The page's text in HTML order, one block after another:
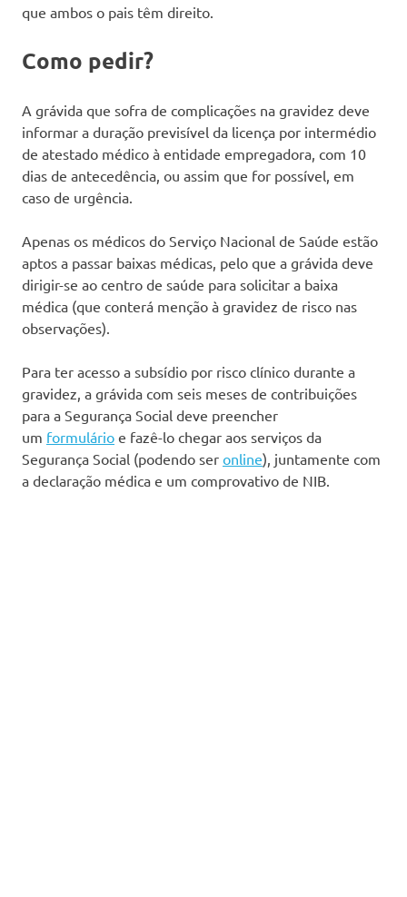
que ambos o pais têm direito.
Como pedir?
A grávida que sofra de complicações na gravidez deve
informar a duração previsível da licença por intermédio
de atestado médico à entidade empregadora, com 10
dias de antecedência, ou assim que for possível, em
caso de urgência.
Apenas os médicos do Serviço Nacional de Saúde estão
aptos a passar baixas médicas, pelo que a grávida deve
dirigir-se ao centro de saúde para solicitar a baixa
médica (que conterá menção à gravidez de risco nas
observações).
Para ter acesso a subsídio por risco clínico durante a
gravidez, a grávida com seis meses de contribuições
para a Segurança Social deve preencher
um formulário e fazê-lo chegar aos serviços da
Segurança Social (podendo ser online), juntamente com
a declaração médica e um comprovativo de NIB.